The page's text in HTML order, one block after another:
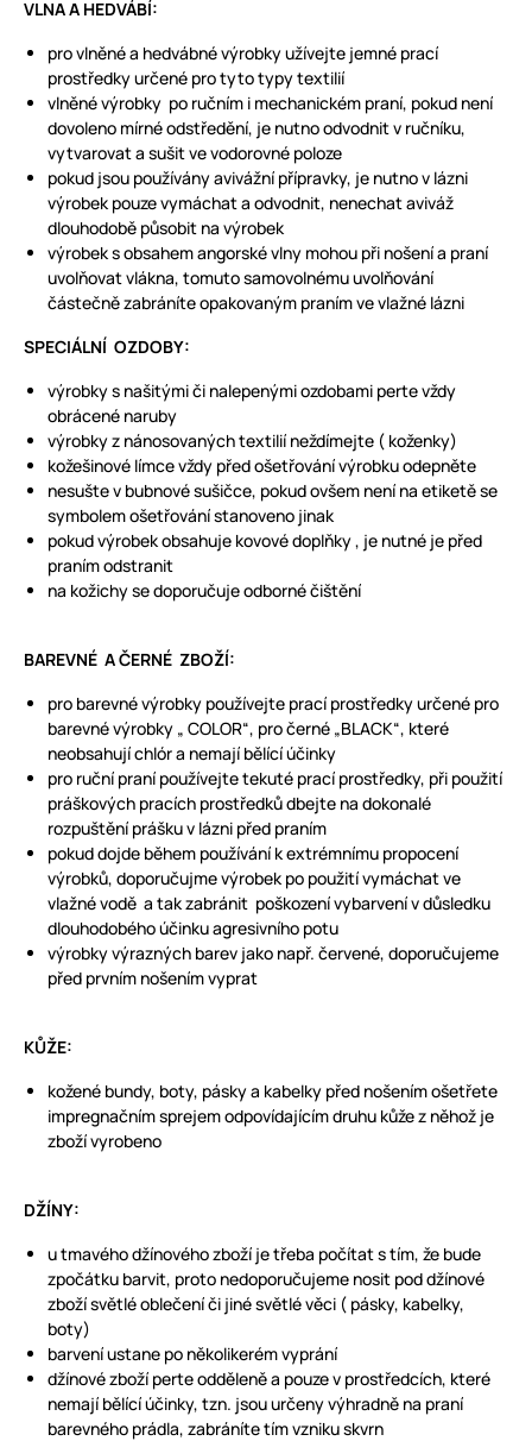
VLNA A HEDVÁBÍ:
pro vlněné a hedvábné výrobky užívejte jemné prací
prostředky určené pro tyto typy textilií
vlněné výrobky po ručním i mechanickém praní, pokud není
dovoleno mírné odstředění, je nutno odvodnit v ručníku,
vytvarovat a sušit ve vodorovné poloze
pokud jsou používány avivážní přípravky, je nutno v lázni
výrobek pouze vymáchat a odvodnit, nenechat aviváž
dlouhodobě působit na výrobek
výrobek s obsahem angorské vlny mohou při nošení a praní
uvolňovat vlákna, tomuto samovolnému uvolňování
částečně zabráníte opakovaným praním ve vlažné lázni
SPECIÁLNÍ OZDOBY:
výrobky s našitými či nalepenými ozdobami perte vždy
obrácené naruby
výrobky z nánosovaných textilií neždímejte ( koženky)
kožešinové límce vždy před ošetřování výrobku odepněte
nesušte v bubnové sušičce, pokud ovšem není na etiketě se
symbolem ošetřování stanoveno jinak
pokud výrobek obsahuje kovové doplňky , je nutné je před
praním odstranit
na kožichy se doporučuje odborné čištění
BAREVNÉ A ČERNÉ ZBOŽÍ:
pro barevné výrobky používejte prací prostředky určené pro
barevné výrobky „ COLOR“, pro černé „BLACK“, které
neobsahují chlór a nemají bělící účinky
pro ruční praní používejte tekuté prací prostředky, při použití
práškových pracích prostředků dbejte na dokonalé
rozpuštění prášku v lázni před praním
pokud dojde během používání k extrémnímu propocení
výrobků, doporučujme výrobek po použití vymáchat ve
vlažné vodě a tak zabránit poškození vybarvení v důsledku
dlouhodobého účinku agresivního potu
výrobky výrazných barev jako např. červené, doporučujeme
před prvním nošením vyprat
KŮŽE:
kožené bundy, boty, pásky a kabelky před nošením ošetřete
impregnačním sprejem odpovídajícím druhu kůže z něhož je
zboží vyrobeno
DŽÍNY:
u tmavého džínového zboží je třeba počítat s tím, že bude
zpočátku barvit, proto nedoporučujeme nosit pod džínové
zboží světlé oblečení či jiné světlé věci ( pásky, kabelky,
boty)
barvení ustane po několikerém vyprání
džínové zboží perte odděleně a pouze v prostředcích, které
nemají bělící účinky, tzn. jsou určeny výhradně na praní
barevného prádla, zabráníte tím vzniku skvrn